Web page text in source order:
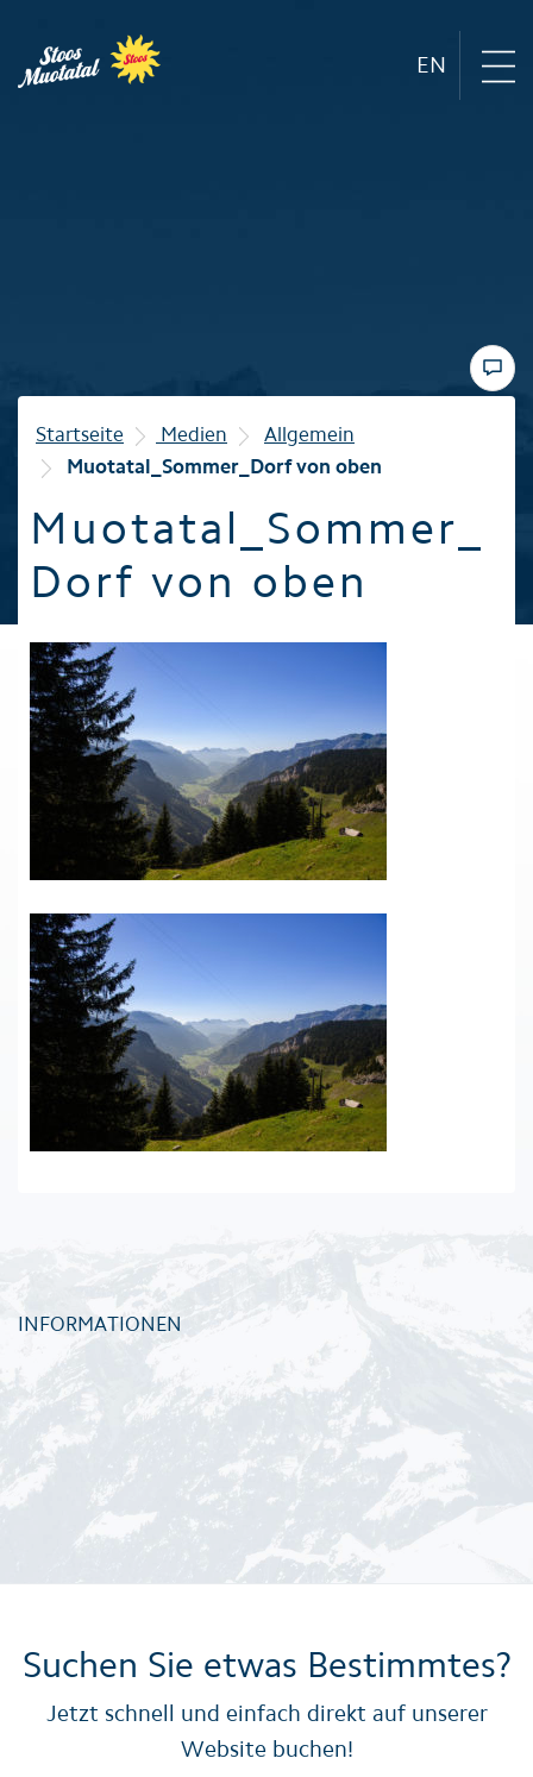
EN
Winter
Familie
Startseite Medien
Allgemein
Muotatal_Sommer_Dorf von oben
Muotatal_Sommer_
Dorf von oben
INFORMATIONEN
Suchen Sie etwas Bestimmtes?
Jetzt schnell und einfach direkt auf unserer
Website buchen!